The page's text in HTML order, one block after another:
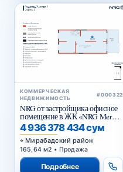
КОММЕРЧЕСКАЯ
НЕДВИЖИМОСТЬ
#000322
NRG от застройщика офисное
помещение в ЖК «NRG Meros
Business»
4 936 378 434 сум
Мирабадский район
165,64 м2 • Продажа
Подробнее